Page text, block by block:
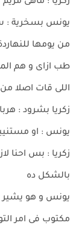
يونس بسخرية :
من يومها
طب ازاى و هم
اللى قات اصلا
زكريا بشرود :
يونس : او
زكريا : بس احنا
بالشكل ده
يونس و هو يشير
مكتوب فى امر